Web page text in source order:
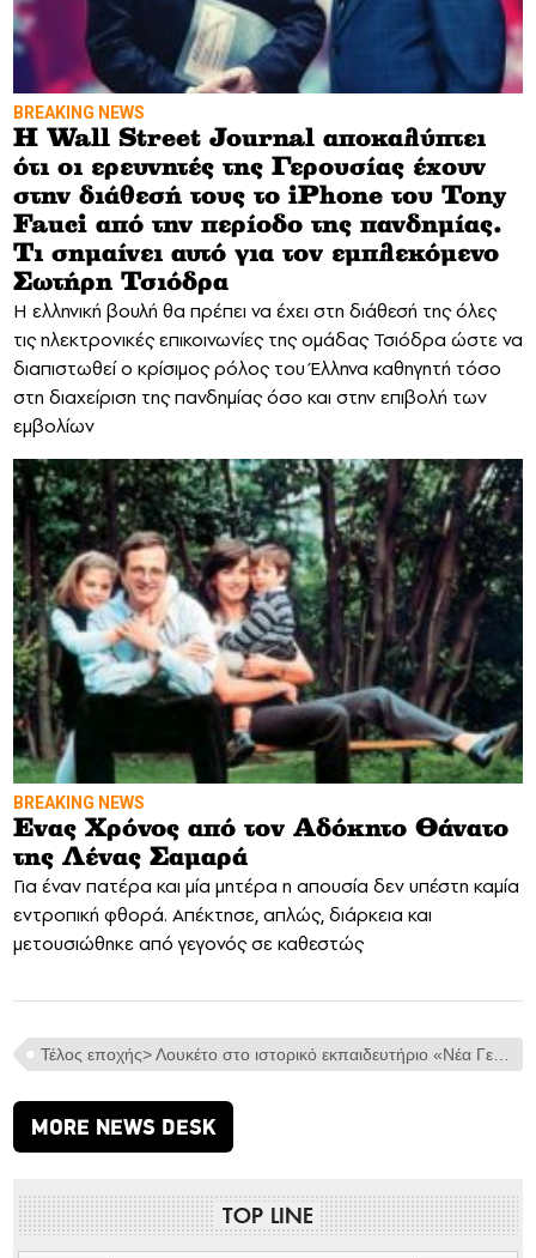
BREAKING NEWS
H Wall Street Journal αποκαλύπτει
ότι οι ερευνητές της Γερουσίας έχουν
στην διάθεσή τους το iPhone του Tony
Fauci από την περίοδο της πανδημίας.
Τι σημαίνει αυτό για τον εμπλεκόμενο
Σωτήρη Τσιόδρα
Η ελληνική βουλή θα πρέπει να έχει στη διάθεσή της όλες
τις ηλεκτρονικές επικοινωνίες της ομάδας Τσιόδρα ώστε να
διαπιστωθεί ο κρίσιμος ρόλος του Έλληνα καθηγητή τόσο
στη διαχείριση της πανδημίας όσο και στην επιβολή των
εμβολίων
BREAKING NEWS
Eνας Χρόνος από τον Αδόκητο Θάνατο
της Λένας Σαμαρά
Για έναν πατέρα και μία μητέρα η απουσία δεν υπέστη καμία
εντροπική φθορά. Απέκτησε, απλώς, διάρκεια και
μετουσιώθηκε από γεγονός σε καθεστώς
MORE NEWS DESK
TOP LINE